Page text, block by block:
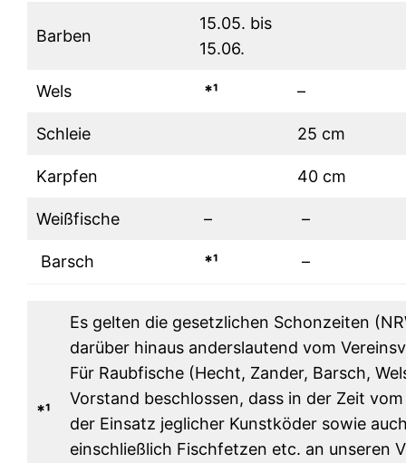
Barben
15.05. bis
15.06.
Wels *¹ –
Schleie 25 cm
Karpfen 40 cm
Weißfische – –
Barsch *¹ –
*¹
Es gelten die gesetzlichen Schonzeiten
darüber hinaus anderslautend vom
Für Raubfische (Hecht, Zander, Barsch,
Vorstand beschlossen, dass in der Zeit
der Einsatz jeglicher Kunstköder sowie
einschließlich Fischfetzen etc. an unseren